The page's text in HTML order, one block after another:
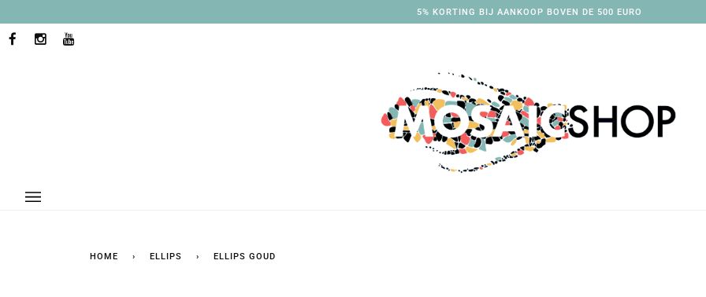
naar
inhoud
5% KORTING BIJ AANKOOP BOVEN DE 500 EURO
FACEBOOKINSTAGRAM
YOUTUBE
HOME › ELLIPS › ELLIPS GOUD